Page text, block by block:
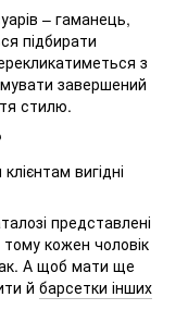
– гаманець,
підбирати
з
завершений
стилю.
вигідні
представлені
тому кожен чоловік
А щоб мати ще
й барсетки інших